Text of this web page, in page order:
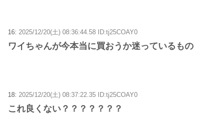
16: 2025/12/20(土) 08:36:44.58 ID:tj25COAY0
ワイちゃんが今本当に買おうか迷っているもの
18: 2025/12/20(土) 08:37:22.35 ID:tj25COAY0
これ良くない？？？？？？？